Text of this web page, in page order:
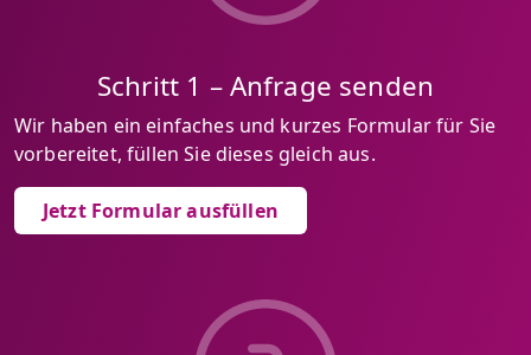
Schritt 1 – Anfrage senden
Wir haben ein einfaches und kurzes Formular für Sie
vorbereitet, füllen Sie dieses gleich aus.
Jetzt Formular ausfüllen